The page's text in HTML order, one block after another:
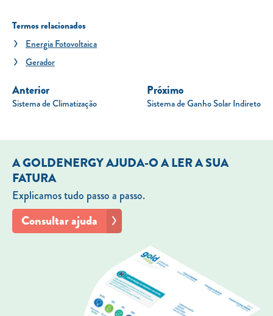
Termos relacionados
Energia Fotovoltaica
Gerador
Anterior
Sistema de Climatização
Próximo
Sistema de Ganho Solar Indireto
A GOLDENERGY AJUDA-O A LER A SUA
FATURA
Explicamos tudo passo a passo.
Consultar ajuda